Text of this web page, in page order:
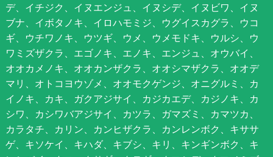
デ、イチジク、イヌエンジュ、イヌシデ、イヌビワ、イヌ
ブナ、イボタノキ、イロハモミジ、ウグイスカグラ、ウコ
ギ、ウチワノキ、ウツギ、ウメ、ウメモドキ、ウルシ、ウ
ワミズザクラ、エゴノキ、エノキ、エンジュ、オウバイ、
オオカメノキ、オオカンザクラ、オオシマザクラ、オオデ
マリ、オトコヨウゾメ、オオモクゲンジ、オニグルミ、カ
イノキ、カキ、ガクアジサイ、カジカエデ、カジノキ、カ
シワ、カシワバアジサイ、カツラ、ガマズミ、カマツカ、
カラタチ、カリン、カンヒザクラ、カンレンボク、キササ
ゲ、キソケイ、キハダ、キブシ、キリ、キンギンボク、キ